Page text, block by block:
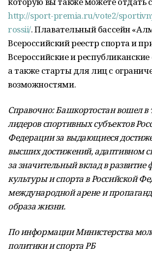
http://sport-premia.ru/vote2/
rossii/. Плавательный бассейн
Всероссийский реестр спорта и
Всероссийские и республиканские
а также старты для лиц с
возможностями.
Справочно: Башкортостан вошел в
лидеров спортивных субъектов
Федерации за выдающиеся
высших достижений, адаптивном
за значительный вклад в развитие
культуры и спорта в Российской
международной арене и
образа жизни.
По информации Министерства
политики и спорта РБ